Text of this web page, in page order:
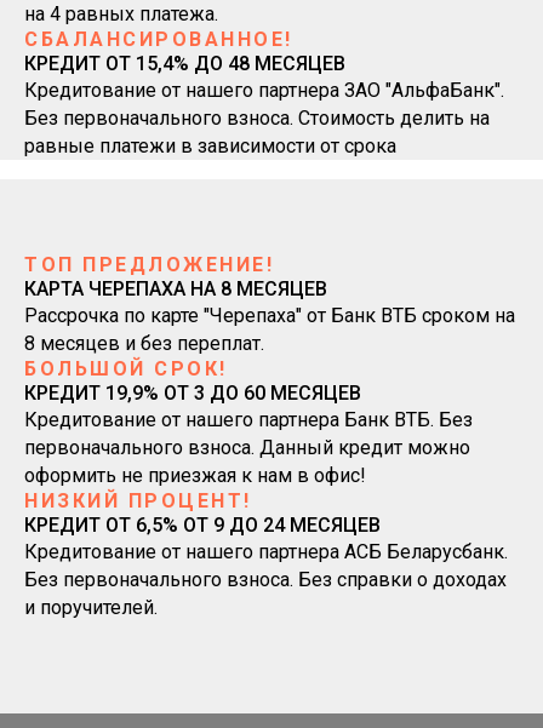
на 4 равных платежа.
СБАЛАНСИРОВАННОЕ!
КРЕДИТ ОТ 15,4% ДО 48 МЕСЯЦЕВ
Кредитование от нашего партнера ЗАО "АльфаБанк".
Без первоначального взноса. Стоимость делить на
равные платежи в зависимости от срока
ТОП ПРЕДЛОЖЕНИЕ!
КАРТА ЧЕРЕПАХА НА 8 МЕСЯЦЕВ
Рассрочка по карте "Черепаха" от Банк ВТБ сроком на
8 месяцев и без переплат.
БОЛЬШОЙ СРОК!
КРЕДИТ 19,9% ОТ 3 ДО 60 МЕСЯЦЕВ
Кредитование от нашего партнера Банк ВТБ. Без
первоначального взноса. Данный кредит можно
оформить не приезжая к нам в офис!
НИЗКИЙ ПРОЦЕНТ!
КРЕДИТ ОТ 6,5% ОТ 9 ДО 24 МЕСЯЦЕВ
Кредитование от нашего партнера АСБ Беларусбанк.
Без первоначального взноса. Без справки о доходах
и поручителей.